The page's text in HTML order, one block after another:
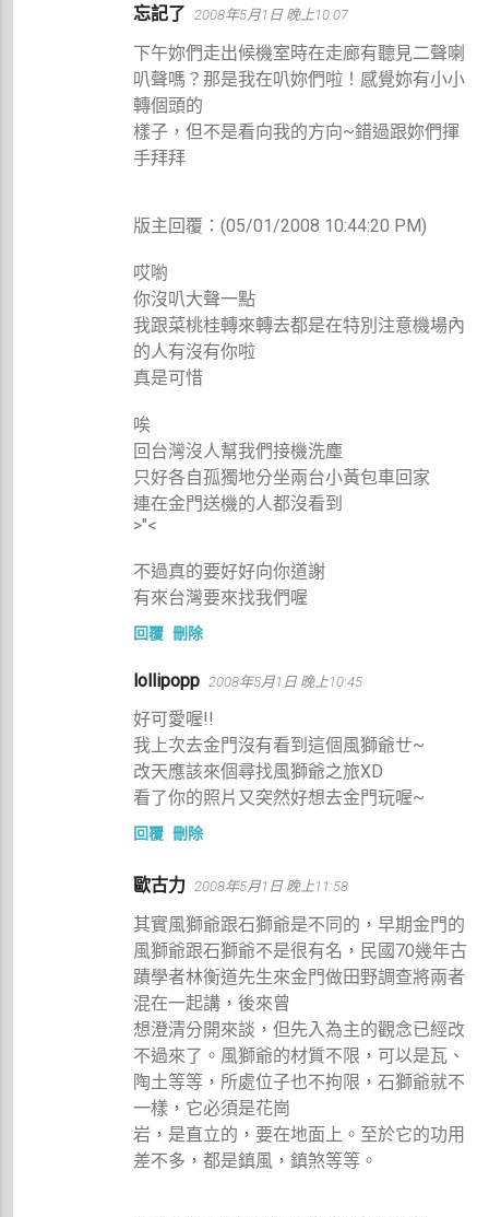
忘記了 2008年5月1日 晚上10:07
下午妳們走出候機室時在走廊有聽見二聲喇
叭聲嗎？那是我在叭妳們啦！感覺妳有小小
轉個頭的
樣子，但不是看向我的方向~錯過跟妳們揮
手拜拜
版主回覆：(05/01/2008 10:44:20 PM)
哎喲
你沒叭大聲一點
我跟菜桃桂轉來轉去都是在特別注意機場內
的人有沒有你啦
真是可惜
唉
回台灣沒人幫我們接機洗塵
只好各自孤獨地分坐兩台小黃包車回家
連在金門送機的人都沒看到
>"<
不過真的要好好向你道謝
有來台灣要來找我們喔
回覆 刪除
lollipopp 2008年5月1日 晚上10:45
好可愛喔!!
我上次去金門沒有看到這個風獅爺ㄝ~
改天應該來個尋找風獅爺之旅XD
看了你的照片又突然好想去金門玩喔~
回覆 刪除
歐古力 2008年5月1日 晚上11:58
其實風獅爺跟石獅爺是不同的，早期金門的
風獅爺跟石獅爺不是很有名，民國70幾年古
蹟學者林衡道先生來金門做田野調查將兩者
混在一起講，後來曾
想澄清分開來談，但先入為主的觀念已經改
不過來了。風獅爺的材質不限，可以是瓦、
陶土等等，所處位子也不拘限，石獅爺就不
一樣，它必須是花崗
岩，是直立的，要在地面上。至於它的功用
差不多，都是鎮風，鎮煞等等。